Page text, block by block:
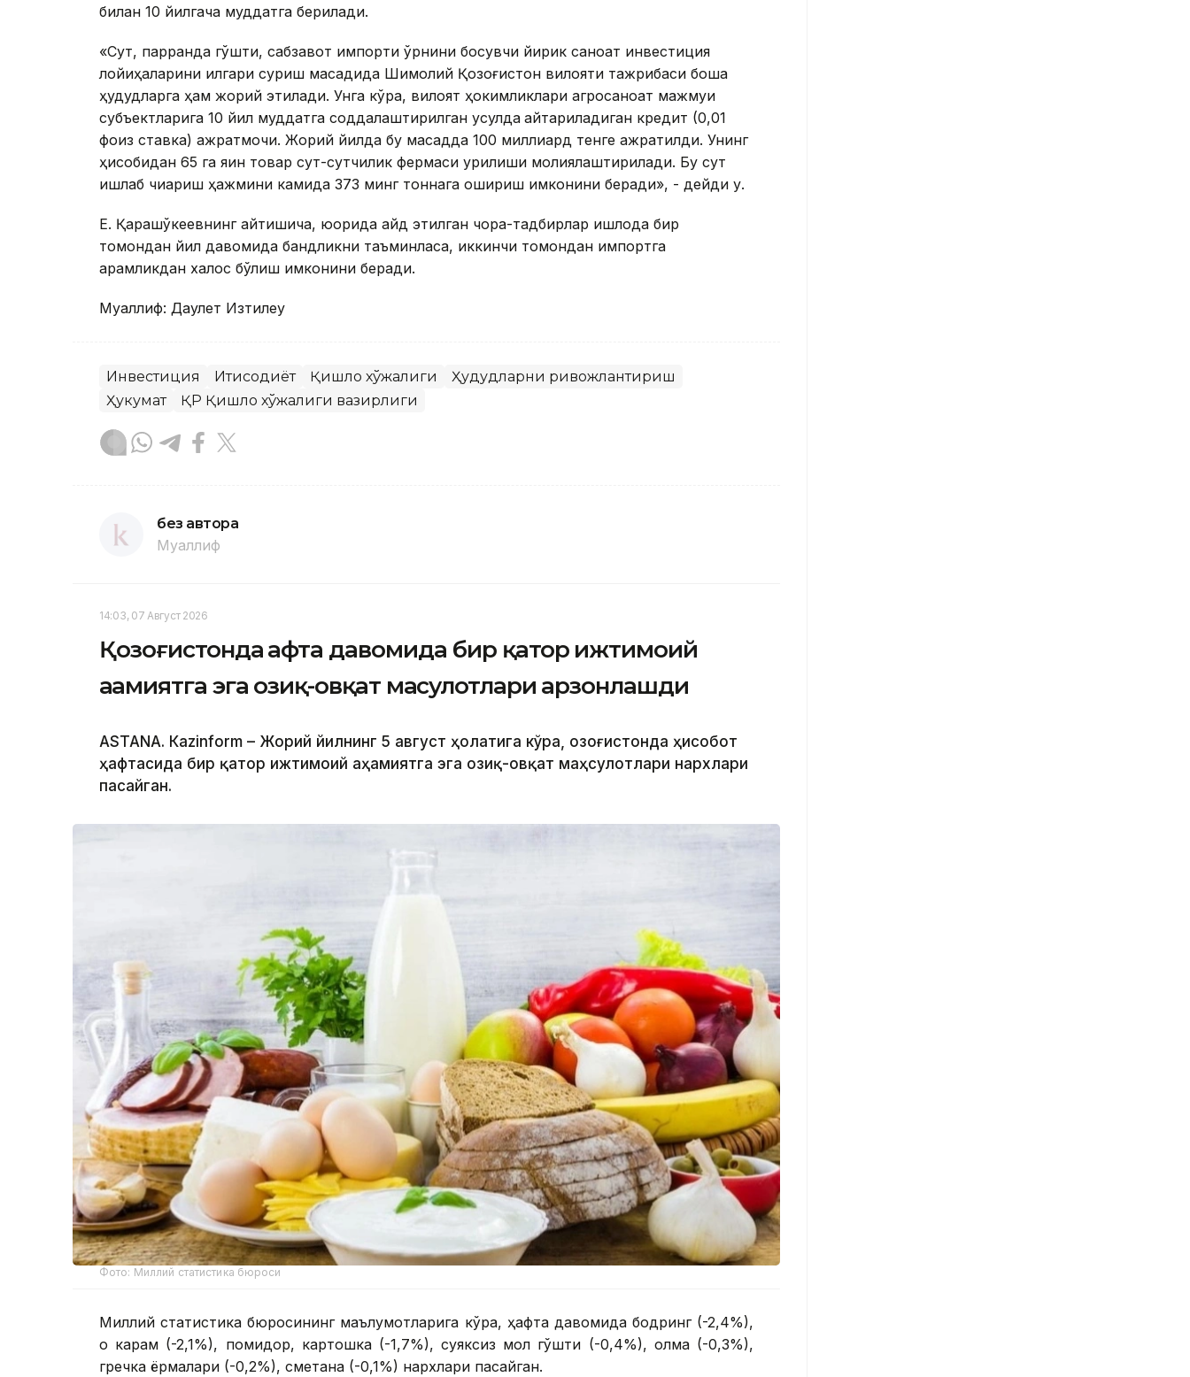
билан 10 йилгача муддатга берилади.
«Сут, парранда гўшти, сабзавот импорти ўрнини босувчи йирик саноат инвестиция
лойиҳаларини илгари суриш мақсадида Шимолий Қозоғистон вилояти тажрибаси бошқа
ҳудудларга ҳам жорий этилади. Унга кўра, вилоят ҳокимликлари агросаноат мажмуи
субъектларига 10 йил муддатга соддалаштирилган усулда қайтариладиган кредит (0,01
фоиз ставка) ажратмоқчи. Жорий йилда бу мақсадда 100 миллиард тенге ажратилди. Унинг
ҳисобидан 65 га яқин товар сут-сутчилик фермаси қурилиши молиялаштирилади. Бу сут
ишлаб чиқариш ҳажмини камида 373 минг тоннага ошириш имконини беради», - дейди у.
Е. Қарашўкеевнинг айтишича, юқорида қайд этилган чора-тадбирлар қишлоқда бир
томондан йил давомида бандликни таъминласа, иккинчи томондан импортга
қарамликдан халос бўлиш имконини беради.
Муаллиф: Даулет Изтилеу
Инвестиция Иқтисодиёт Қишлоқ хўжалиги
Ҳудудларни ривожлантириш
Ҳукумат
ҚР Қишлоқ хўжалиги вазирлиги
без автора
Муаллиф
14:03, 07 Август 2026
Қозоғистонда ҳафта давомида бир қатор ижтимоий
аҳамиятга эга озиқ-овқат маҳсулотлари арзонлашди
ASTANА. Кazinform – Жорий йилнинг 5 август ҳолатига кўра, Қозоғистонда ҳисобот
ҳафтасида бир қатор ижтимоий аҳамиятга эга озиқ-овқат маҳсулотлари нархлари
пасайган.
Фото: Миллий статистика бюроси
Миллий статистика бюросининг маълумотларига кўра, ҳафта давомида бодринг (-2,4%),
оқ карам (-2,1%), помидор, картошка (-1,7%), суяксиз мол гўшти (-0,4%), олма (-0,3%),
гречка ёрмалари (-0,2%), сметана (-0,1%) нархлари пасайган.